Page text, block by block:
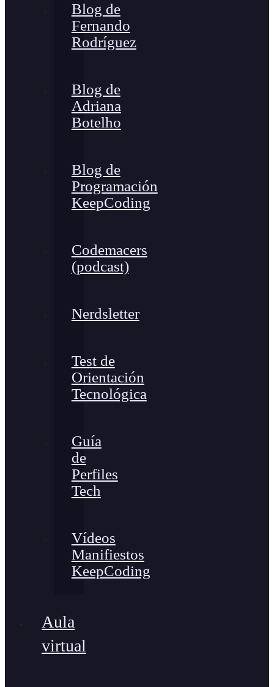
Blog de
Fernando
Rodríguez
Blog de
Adriana
Botelho
Blog de
Programación
KeepCoding
Codemacers
(podcast)
Nerdsletter
Test de
Orientación
Tecnológica
Guía
de
Perfiles
Tech
Vídeos
Manifiestos
KeepCoding
Aula
virtual